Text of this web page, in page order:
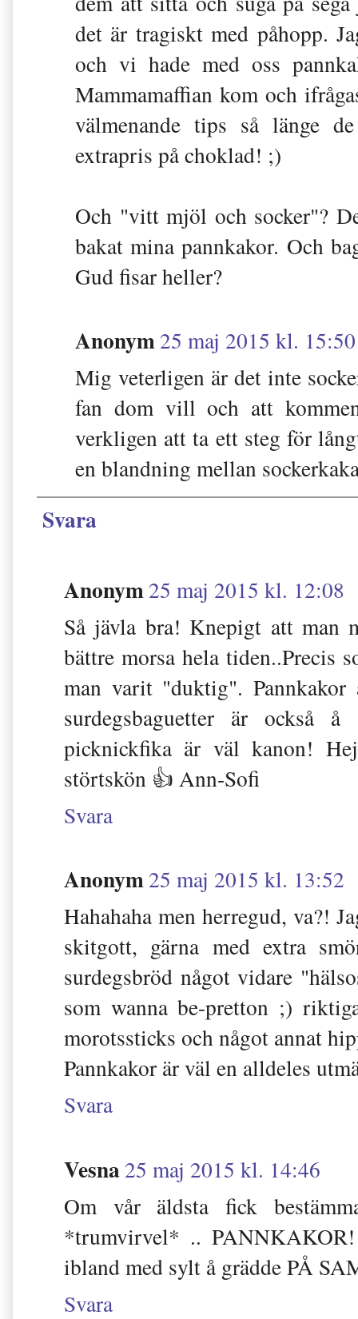
det är tragiskt med påhopp.
och vi hade med oss
Mammamaffian kom och
välmenande tips så länge
extrapris på choklad! ;)
Och "vitt mjöl och socker"?
bakat mina pannkakor. Och
Gud fisar heller?
Anonym25 maj 2015 kl. 15:50
Mig veterligen är det inte
fan dom vill och att
verkligen att ta ett steg för
en blandning mellan
Svara
Anonym25 maj 2015 kl. 12:08
Så jävla bra! Knepigt att man
bättre morsa hela tiden..Precis
man varit "duktig".
surdegsbaguetter är också
picknickfika är väl kanon!
störtskön 👍 Ann-Sofi
Svara
Anonym25 maj 2015 kl. 13:52
Hahahaha men herregud, va?!
skitgott, gärna med extra
surdegsbröd något vidare
som wanna be-pretton ;)
morotssticks och något annat
Pannkakor är väl en alldeles
Svara
Vesna25 maj 2015 kl. 14:46
Om vår äldsta fick
*trumvirvel* ..
ibland med sylt å grädde PÅ
Svara